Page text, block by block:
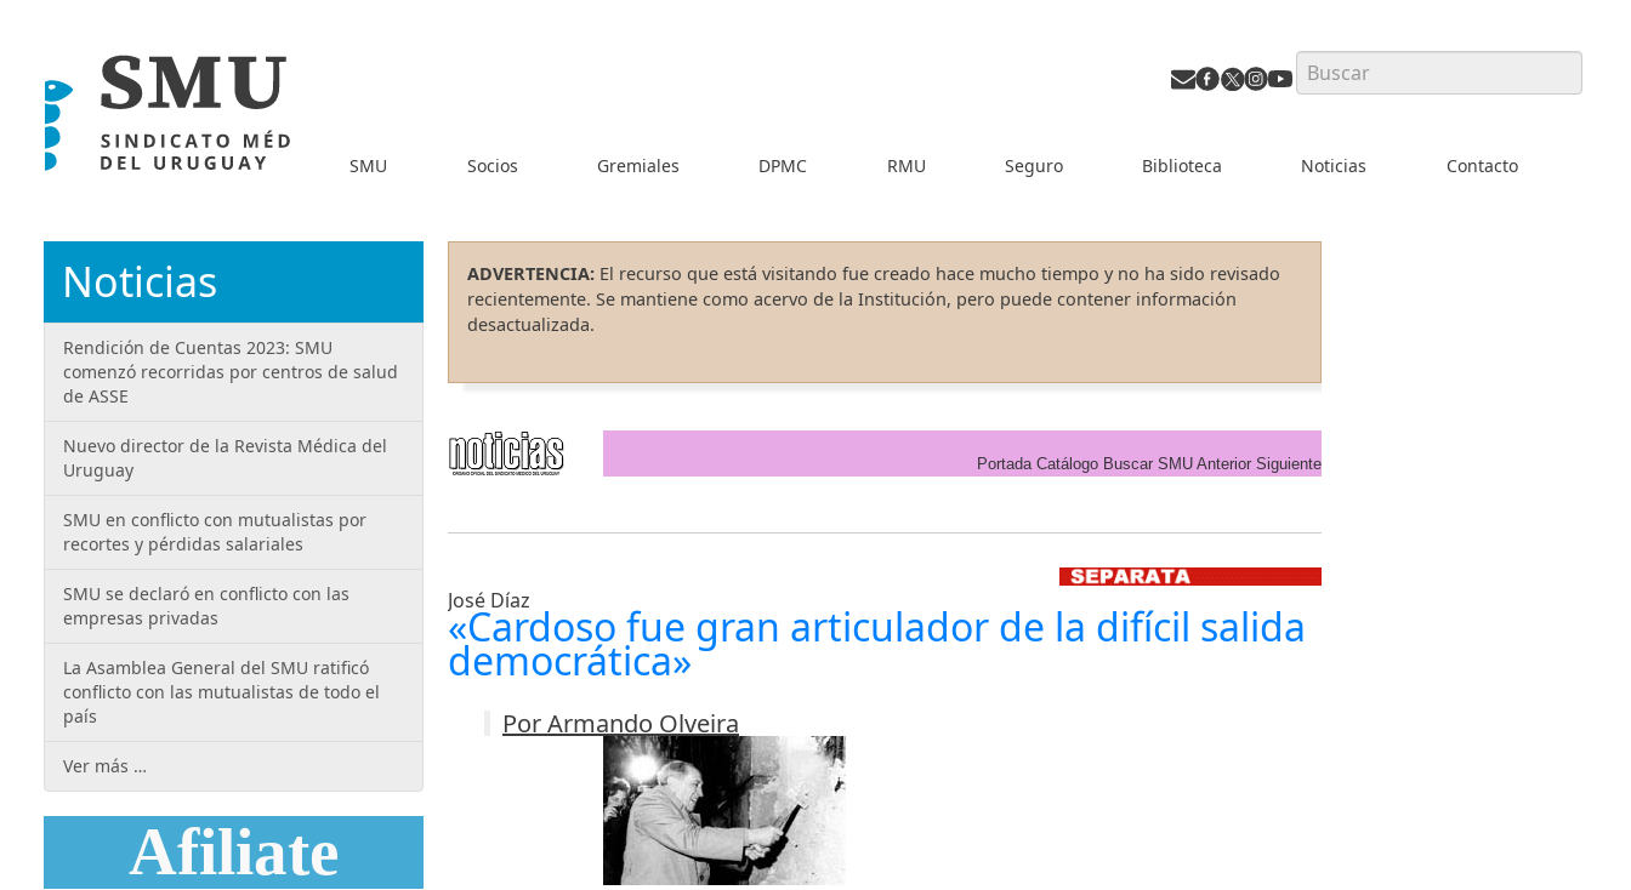
Search
SMU Socios Gremiales DPMC RMU Seguro Biblioteca Noticias Contacto
ADVERTENCIA: El recurso que está visitando fue creado hace mucho tiempo y no ha sido revisado
recientemente. Se mantiene como acervo de la Institución, pero puede contener información
desactualizada.
Portada Catálogo Buscar SMU Anterior Siguiente
José Díaz
«Cardoso fue gran articulador de la difícil salida
democrática»
Por Armando Olveira
Noticias
Rendición de Cuentas 2023: SMU
comenzó recorridas por centros de salud
de ASSE
Nuevo director de la Revista Médica del
Uruguay
SMU en conflicto con mutualistas por
recortes y pérdidas salariales
SMU se declaró en conflicto con las
empresas privadas
La Asamblea General del SMU ratificó
conflicto con las mutualistas de todo el
país
Ver más …
Afiliate